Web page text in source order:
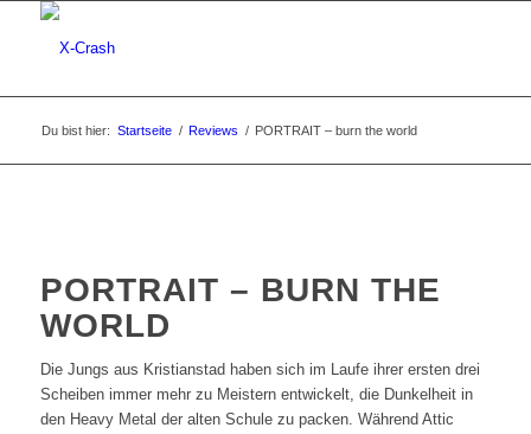
Du bist hier: Startseite / Reviews / PORTRAIT – burn the world
PORTRAIT – BURN THE
WORLD
Die Jungs aus Kristianstad haben sich im Laufe ihrer ersten drei
Scheiben immer mehr zu Meistern entwickelt, die Dunkelheit in
den Heavy Metal der alten Schule zu packen. Während Attic